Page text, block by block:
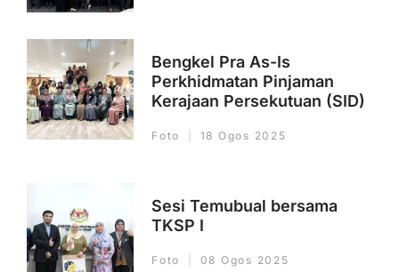
Bengkel Pra As-Is
Perkhidmatan Pinjaman
Kerajaan Persekutuan (SID)
Foto 18 Ogos 2025
Sesi Temubual bersama
TKSP I
Foto 08 Ogos 2025